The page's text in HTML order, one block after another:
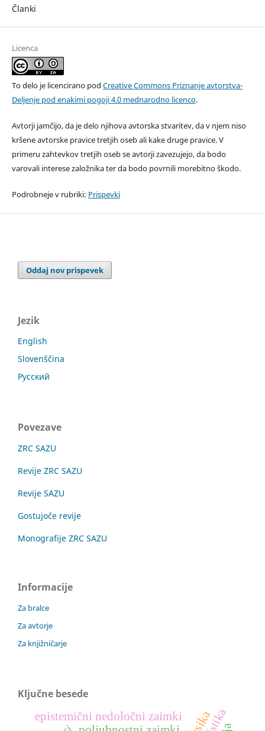
Članki
Licenca
To delo je licencirano pod Creative Commons Priznanje avtorstva-
Deljenje pod enakimi pogoji 4.0 mednarodno licenco.
Avtorji jamčijo, da je delo njihova avtorska stvaritev, da v njem niso
kršene avtorske pravice tretjih oseb ali kake druge pravice. V
primeru zahtevkov tretjih oseb se avtorji zavezujejo, da bodo
varovali interese založnika ter da bodo povrnili morebitno škodo.
Podrobneje v rubriki: Prispevki
Oddaj nov prispevek
Jezik
English
Slovenščina
Русский
Povezave
ZRC SAZU
Revije ZRC SAZU
Revije SAZU
Gostujoče revije
Monografije ZRC SAZU
Informacije
Za bralce
Za avtorje
Za knjižničarje
Ključne besede
epistemični nedoločni zaimki